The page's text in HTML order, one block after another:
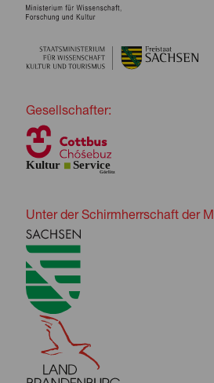
Gesellschafter:
Unter der Schirmherrschaft der